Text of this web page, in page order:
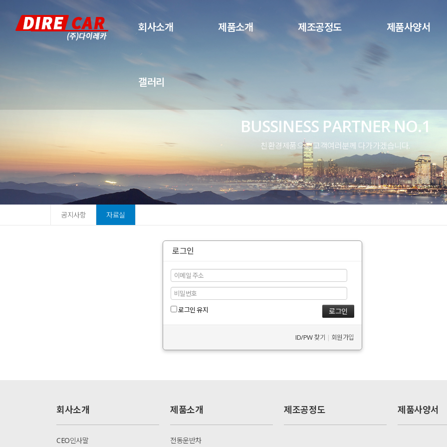
회사소개 제품소개 제조공정도 제품사양서
갤러리
BUSSINESS PARTNER NO.1
친환경제품으로 고객여러분께 다가가겠습니다.
공지사항 자료실
로그인
로그인 유지
ID/PW 찾기 | 회원가입
회사소개
CEO인사말
제품소개
전동운반차
제조공정도 제품사양서